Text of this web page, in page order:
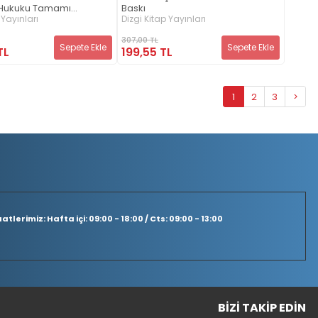
Tamamı
Bankası İlker Eroğlu
Sepete Ekle
Baskı
Dizgi Kitap Yayınları
307,00 TL
199,55 TL Sepete Ekle
1 2 3 >
Hafta içi: 09:00 - 18:00 / Cts: 09:00 - 13:00
BIZI TAKIP EDIN